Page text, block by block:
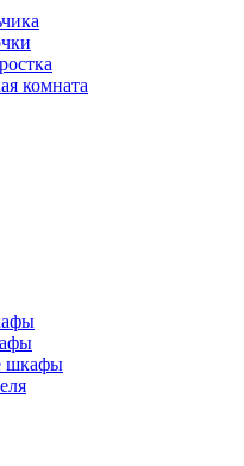
комната
шкафы